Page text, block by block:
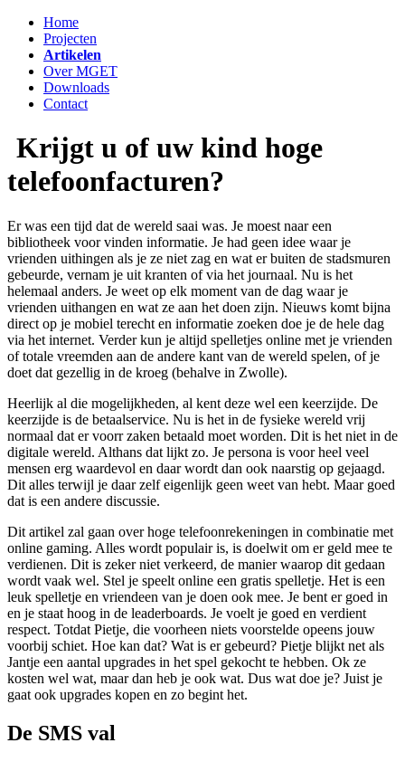
Home
Projecten
Artikelen
Over MGET
Downloads
Contact
Krijgt u of uw kind hoge
telefoonfacturen?
Er was een tijd dat de wereld saai was. Je moest naar een
bibliotheek voor vinden informatie. Je had geen idee waar je
vrienden uithingen als je ze niet zag en wat er buiten de stadsmuren
gebeurde, vernam je uit kranten of via het journaal. Nu is het
helemaal anders. Je weet op elk moment van de dag waar je
vrienden uithangen en wat ze aan het doen zijn. Nieuws komt bijna
direct op je mobiel terecht en informatie zoeken doe je de hele dag
via het internet. Verder kun je altijd spelletjes online met je vrienden
of totale vreemden aan de andere kant van de wereld spelen, of je
doet dat gezellig in de kroeg (behalve in Zwolle).
Heerlijk al die mogelijkheden, al kent deze wel een keerzijde. De
keerzijde is de betaalservice. Nu is het in de fysieke wereld vrij
normaal dat er voorr zaken betaald moet worden. Dit is het niet in de
digitale wereld. Althans dat lijkt zo. Je persona is voor heel veel
mensen erg waardevol en daar wordt dan ook naarstig op gejaagd.
Dit alles terwijl je daar zelf eigenlijk geen weet van hebt. Maar goed
dat is een andere discussie.
Dit artikel zal gaan over hoge telefoonrekeningen in combinatie met
online gaming. Alles wordt populair is, is doelwit om er geld mee te
verdienen. Dit is zeker niet verkeerd, de manier waarop dit gedaan
wordt vaak wel. Stel je speelt online een gratis spelletje. Het is een
leuk spelletje en vriendeen van je doen ook mee. Je bent er goed in
en je staat hoog in de leaderboards. Je voelt je goed en verdient
respect. Totdat Pietje, die voorheen niets voorstelde opeens jouw
voorbij schiet. Hoe kan dat? Wat is er gebeurd? Pietje blijkt net als
Jantje een aantal upgrades in het spel gekocht te hebben. Ok ze
kosten wel wat, maar dan heb je ook wat. Dus wat doe je? Juist je
gaat ook upgrades kopen en zo begint het.
De SMS val